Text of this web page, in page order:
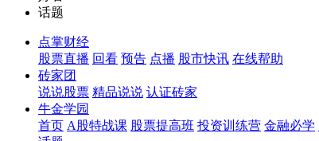
话题
点掌财经
股票直播 回看 预告 点播 股市快讯 在线帮助
砖家团
说说股票 精品说说 认证砖家
牛金学园
首页 A股特战课 股票提高班 投资训练营 金融必学